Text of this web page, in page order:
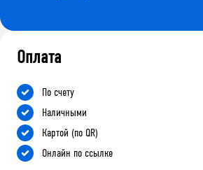
Оплата
По счету
Наличными
Картой (по QR)
Онлайн по ссылке